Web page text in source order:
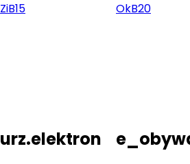
ZiB15 OkB20
urz.elektron